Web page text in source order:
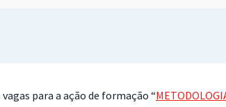
para a ação de formação “